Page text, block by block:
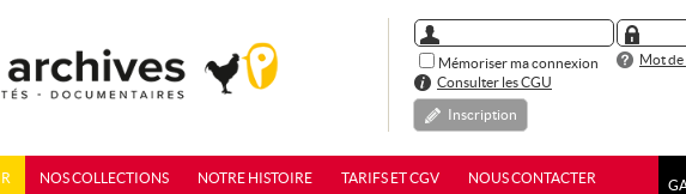
Mémoriser ma connexion
Mot de
Consulter les CGU
Inscription
NOS COLLECTIONS NOTRE HISTOIRE TARIFS ET CGV NOUS CONTACTER